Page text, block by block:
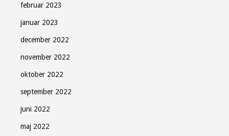
februar 2023
januar 2023
december 2022
november 2022
oktober 2022
september 2022
juni 2022
maj 2022